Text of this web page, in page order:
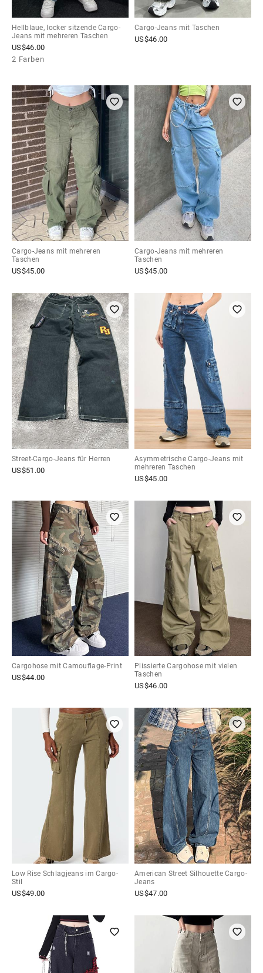
Hellblaue, locker sitzende Cargo-
Jeans mit mehreren Taschen
US$46.00
2 Farben
Cargo-Jeans mit Taschen
US$46.00
Cargo-Jeans mit mehreren
Taschen
US$45.00
Cargo-Jeans mit mehreren
Taschen
US$45.00
Street-Cargo-Jeans für Herren
US$51.00
Asymmetrische Cargo-Jeans mit
mehreren Taschen
US$45.00
Cargohose mit Camouflage-Print
US$44.00
Plissierte Cargohose mit vielen
Taschen
US$46.00
Low Rise Schlagjeans im Cargo-
Stil
US$49.00
American Street Silhouette Cargo-
Jeans
US$47.00